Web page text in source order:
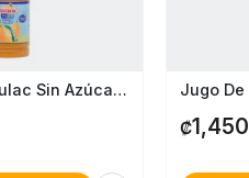
Néctar De Mango Natulac Sin Azúcar Botella 1.5 Litros
₡1,450